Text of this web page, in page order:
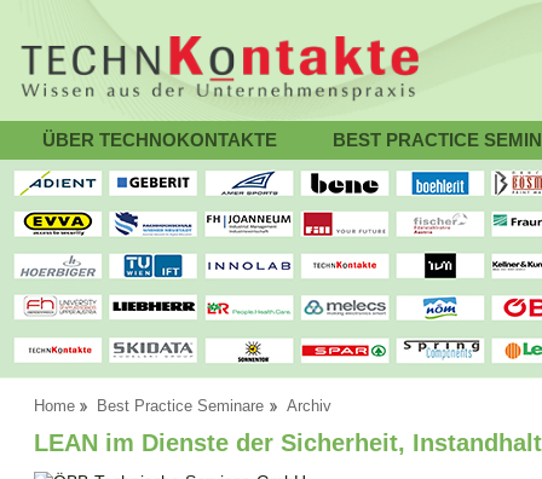
ÜBER TECHNOKONTAKTE BEST PRACTICE
Home Best Practice Seminare Archiv
LEAN im Dienste der Sicherheit,